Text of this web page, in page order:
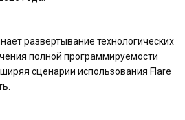
развертывание технологических
полной программируемости
сценарии использования Flare